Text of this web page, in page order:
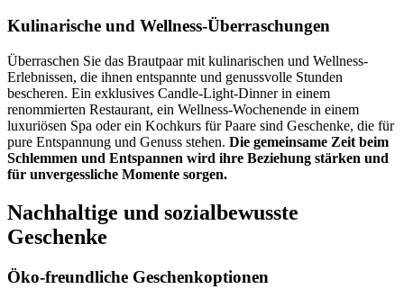
Kulinarische und Wellness-Überraschungen
Überraschen Sie das Brautpaar mit kulinarischen und Wellness-
Erlebnissen, die ihnen entspannte und genussvolle Stunden
bescheren. Ein exklusives Candle-Light-Dinner in einem
renommierten Restaurant, ein Wellness-Wochenende in einem
luxuriösen Spa oder ein Kochkurs für Paare sind Geschenke, die für
pure Entspannung und Genuss stehen. Die gemeinsame Zeit beim
Schlemmen und Entspannen wird ihre Beziehung stärken und
für unvergessliche Momente sorgen.
Nachhaltige und sozialbewusste
Geschenke
Öko-freundliche Geschenkoptionen